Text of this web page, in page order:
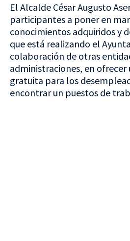
El Alcalde César Augusto
participantes a poner en
conocimientos adquiridos y
que está realizando el
colaboración de otras
administraciones, en
gratuita para los
encontrar un puestos de